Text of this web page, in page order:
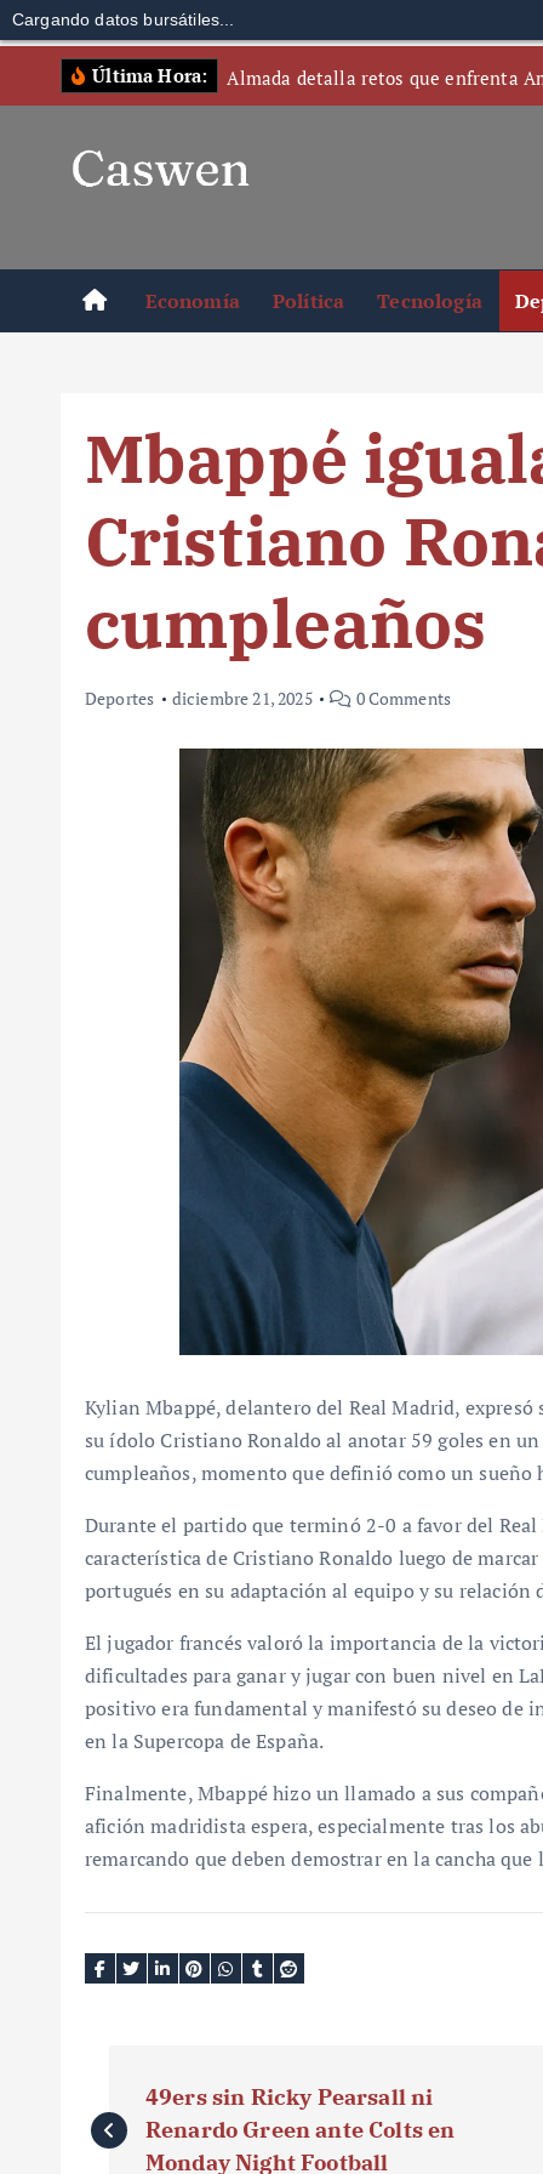
Cargando datos bursátiles...
Última Hora: Almada detalla retos que enfrenta
Economía Política Tecnología
Mbappé
Cristiano
cumpleaños
Deportes diciembre 21, 2025 0 Comments
Kylian Mbappé, delantero del Real Madrid, expresó
su ídolo Cristiano Ronaldo al anotar 59 goles en
cumpleaños, momento que definió como un
Durante el partido que terminó 2-0 a favor del
característica de Cristiano Ronaldo luego de
portugués en su adaptación al equipo y su
El jugador francés valoró la importancia de la
dificultades para ganar y jugar con buen nivel en
positivo era fundamental y manifestó su deseo
en la Supercopa de España.
Finalmente, Mbappé hizo un llamado a sus
afición madridista espera, especialmente tras los
remarcando que deben demostrar en la cancha
a
49ers sin Ricky Pearsall ni
Renardo Green ante Colts en
Monday Night Football